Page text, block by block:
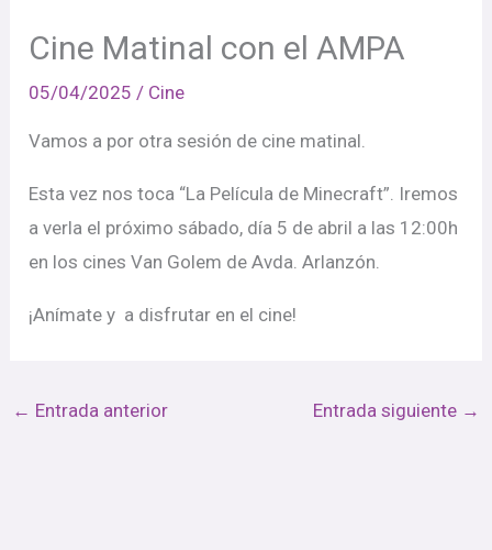
Cine Matinal con el AMPA
05/04/2025/ Cine
Vamos a por otra sesión de cine matinal.
Esta vez nos toca “La Película de Minecraft”. Iremos
a verla el próximo sábado, día 5 de abril a las 12:00h
en los cines Van Golem de Avda. Arlanzón.
¡Anímate y a disfrutar en el cine!
← Entrada anterior Entrada siguiente →